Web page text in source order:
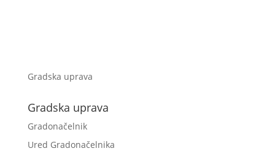
Gradska uprava
Gradska uprava
Gradonačelnik
Ured Gradonačelnika